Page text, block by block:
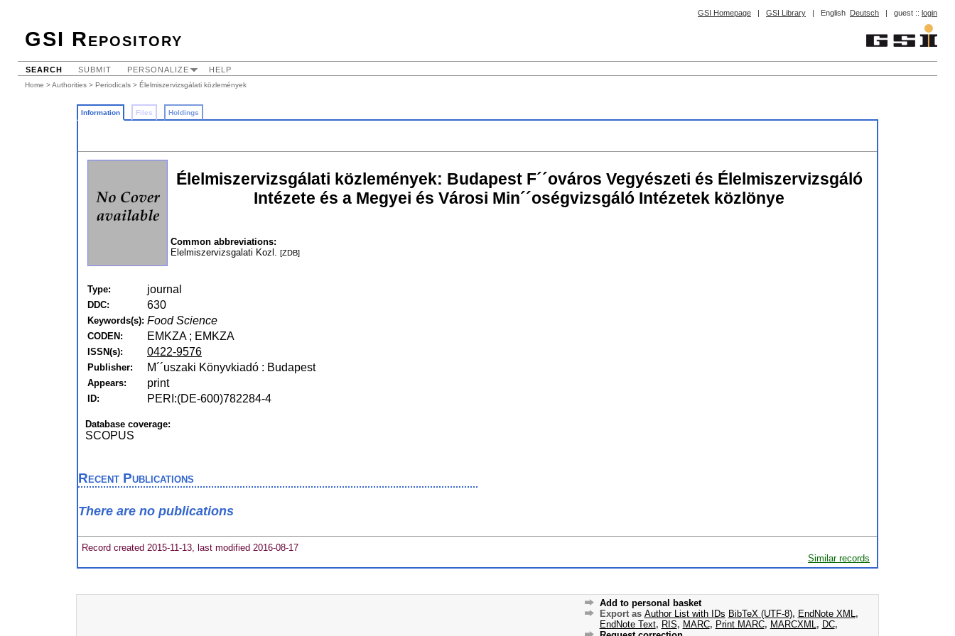
GSI Homepage | GSI Library | English Deutsch | guest :: login
GSI Repository
SEARCH SUBMIT PERSONALIZE HELP
Home >Authorities > Periodicals > Élelmiszervizsgálati közlemények
Information Files Holdings
Élelmiszervizsgálati közlemények: Budapest F´´ováros Vegyészeti és Élelmiszervizsgáló
Intézete és a Megyei és Városi Min´´oségvizsgáló Intézetek közlönye
Common abbreviations:
Elelmiszervizsgalati Kozl. [ZDB]
Type: journal
DDC: 630
Keywords(s): Food Science
CODEN: EMKZA ; EMKZA
ISSN(s): 0422-9576
Publisher: M´´uszaki Könyvkiadó : Budapest
Appears: print
ID: PERI:(DE-600)782284-4
Database coverage:
SCOPUS
Recent Publications
There are no publications
Record created 2015-11-13, last modified 2016-08-17
Similar records
Add to personal basket
Export as Author List with IDs BibTeX (UTF-8), EndNote XML ,
EndNote Text, RIS, MARC, Print MARC, MARCXML , DC,